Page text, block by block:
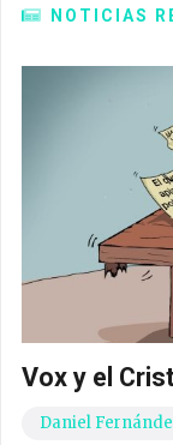
NOTICIAS
Vox y el
Daniel